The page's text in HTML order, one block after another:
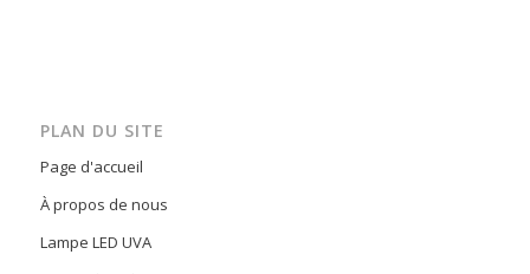
PLAN DU SITE
Page d'accueil
À propos de nous
Lampe LED UVA